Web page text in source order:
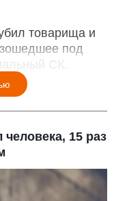
товарища и
под
СК.
15 раз